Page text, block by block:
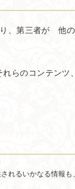
第三者が 他
らのコンテン
るいかなる情報